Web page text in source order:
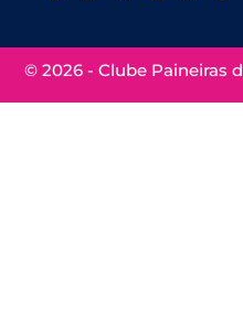
© 2026 - Clube Paineiras